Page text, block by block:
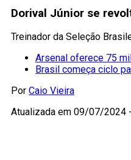
Dorival Júnior se
Treinador da Seleção
Arsenal oferece 75
Brasil começa ciclo
Por Caio Vieira
Atualizada em 09/07/2024